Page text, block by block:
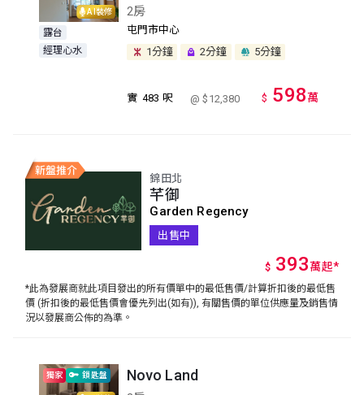
AI裝修
露台
經理心水
2房
屯門市中心
1分鐘
2分鐘 5分鐘
實 483 呎 @ $12,380 $ 598萬
錦田北
芊御
Garden Regency
出售中
$ 393萬起*
*此為發展商就此項目發出的所有價單中的最低售價/計算折扣後的最低售
價 (折扣後的最低售價會優先列出(如有)), 有關售價的單位供應量及銷售情
況以發展商公佈的為準。
獨家 鎖匙盤 Novo Land